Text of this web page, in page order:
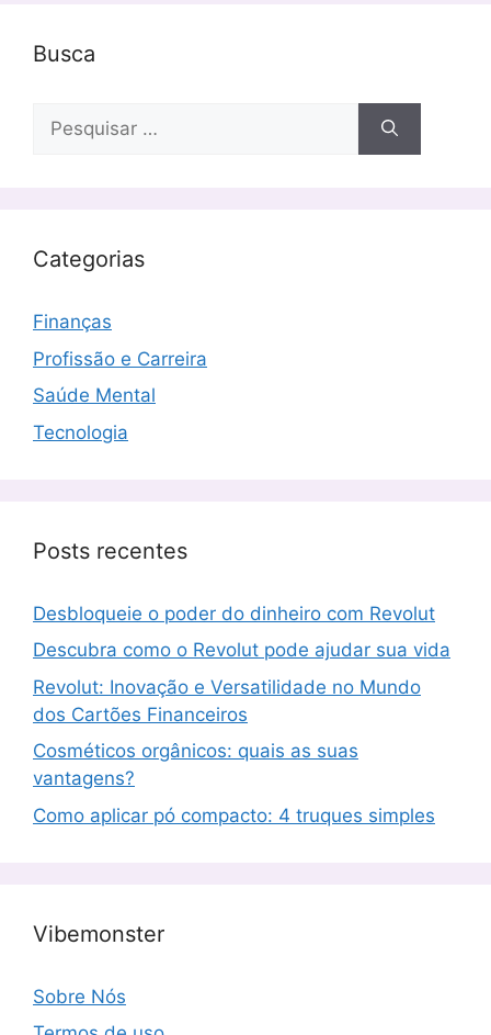
Busca
Pesquisar
Categorias
Finanças
Profissão e Carreira
Saúde Mental
Tecnologia
Posts recentes
Desbloqueie o poder do dinheiro com Revolut
Descubra como o Revolut pode ajudar sua vida
Revolut: Inovação e Versatilidade no Mundo
dos Cartões Financeiros
Cosméticos orgânicos: quais as suas
vantagens?
Como aplicar pó compacto: 4 truques simples
Vibemonster
Sobre Nós